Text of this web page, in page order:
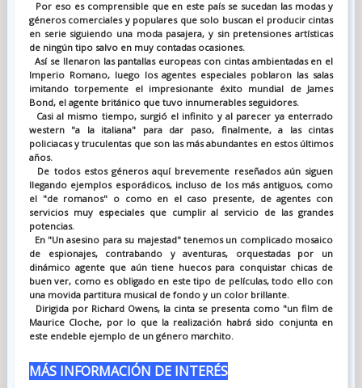
Por eso es comprensible que en este país se sucedan las modas y
géneros comerciales y populares que solo buscan el producir cintas
en serie siguiendo una moda pasajera, y sin pretensiones artísticas
de ningún tipo salvo en muy contadas ocasiones.
Así se llenaron las pantallas europeas con cintas ambientadas en el
Imperio Romano, luego los agentes especiales poblaron las salas
imitando torpemente el impresionante éxito mundial de James
Bond, el agente británico que tuvo innumerables seguidores.
Casi al mismo tiempo, surgió el infinito y al parecer ya enterrado
western "a la italiana" para dar paso, finalmente, a las cintas
policiacas y truculentas que son las más abundantes en estos últimos
años.
De todos estos géneros aquí brevemente reseñados aún siguen
llegando ejemplos esporádicos, incluso de los más antiguos, como
el "de romanos" o como en el caso presente, de agentes con
servicios muy especiales que cumplir al servicio de las grandes
potencias.
En "Un asesino para su majestad" tenemos un complicado mosaico
de espionajes, contrabando y aventuras, orquestadas por un
dinámico agente que aún tiene huecos para conquistar chicas de
buen ver, como es obligado en este tipo de películas, todo ello con
una movida partitura musical de fondo y un color brillante.
Dirigida por Richard Owens, la cinta se presenta como "un film de
Maurice Cloche, por lo que la realización habrá sido conjunta en
este endeble ejemplo de un género marchito.
MÁS INFORMACIÓN DE INTERÉS